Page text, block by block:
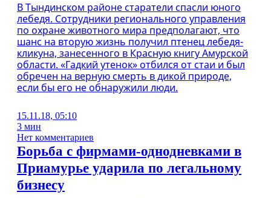
В Тындинском районе старатели спасли юного
лебедя. Сотрудники регионального управления
по охране животного мира предполагают, что
шанс на вторую жизнь получил птенец лебедя-
кликуна, занесенного в Красную книгу Амурской
области. «Гадкий утенок» отбился от стаи и был
обречен на верную смерть в дикой природе,
если бы его не обнаружили люди.
15.11.18, 05:10
3 мин
Нет комментариев
Борьба с фирмами-однодневками в
Приамурье ударила по легальному
бизнесу